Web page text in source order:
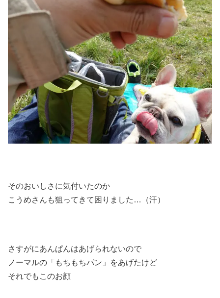
そのおいしさに気付いたのか
こうめさんも狙ってきて困りました…（汗）
さすがにあんぱんはあげられないので
ノーマルの「もちもちパン」をあげたけど
それでもこのお顔